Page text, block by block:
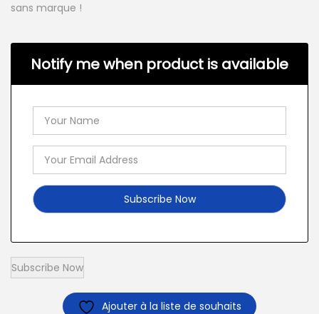
sans marque !
Notify me when product is available
Ajouter à la liste de souhaits